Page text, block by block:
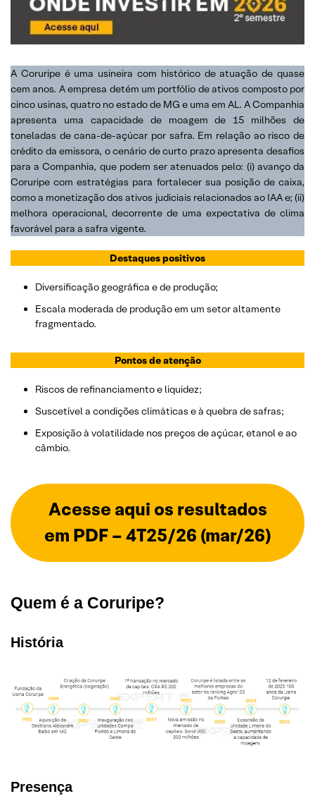
A Coruripe é uma usineira com histórico de atuação de quase
cem anos. A empresa detém um portfólio de ativos composto por
cinco usinas, quatro no estado de MG e uma em AL. A Companhia
apresenta uma capacidade de moagem de 15 milhões de
toneladas de cana-de-açúcar por safra. Em relação ao risco de
crédito da emissora, o cenário de curto prazo apresenta desafios
para a Companhia, que podem ser atenuados pelo: (i) avanço da
Coruripe com estratégias para fortalecer sua posição de caixa,
como a monetização dos ativos judiciais relacionados ao IAA e; (ii)
melhora operacional, decorrente de uma expectativa de clima
favorável para a safra vigente.
Destaques positivos
Diversificação geográfica e de produção;
Escala moderada de produção em um setor altamente
fragmentado.
Pontos de atenção
Riscos de refinanciamento e liquidez;
Suscetível a condições climáticas e à quebra de safras;
Exposição à volatilidade nos preços de açúcar, etanol e ao
câmbio.
Acesse aqui os resultados
em PDF – 4T25/26 (mar/26)
Quem é a Coruripe?
História
Presença